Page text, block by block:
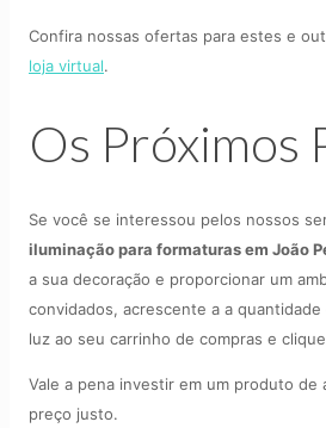
Confira nossas ofertas para estes e
loja virtual.
Os Próximos
Se você se interessou pelos nossos
iluminação para formaturas em João
a sua decoração e proporcionar um
convidados, acrescente a a
luz ao seu carrinho de compras e
Vale a pena investir em um produto de
preço justo.